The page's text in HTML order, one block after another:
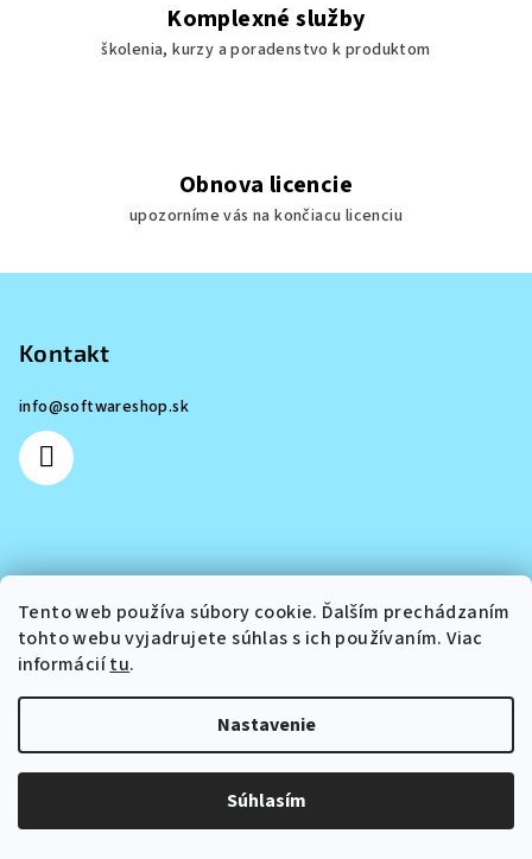
Tento web používa súbory cookie. Ďalším prechádzaním
tohto webu vyjadrujete súhlas s ich používaním. Viac
informáciítu.
Nastavenie
Súhlasím
Komplexné služby
školenia, kurzy a poradenstvo k produktom
Obnova licencie
upozorníme vás na končiacu licenciu
Kontakt
info@softwareshop.sk
O nás
Obchodné podmienky
Podmienky ochrany osobných údajov
Vytvoril Shoptet